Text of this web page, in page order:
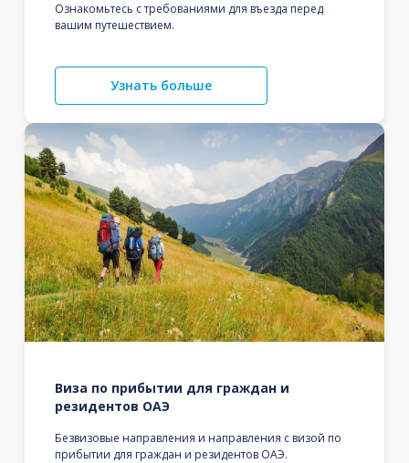
Ознакомьтесь с требованиями для въезда перед
вашим путешествием.
Узнать больше
Виза по прибытии для граждан и
резидентов ОАЭ
Безвизовые направления и направления с визой по
прибытии для граждан и резидентов ОАЭ.